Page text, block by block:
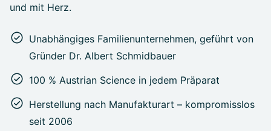
und mit Herz.
Unabhängiges Familienunternehmen, geführt von
Gründer Dr. Albert Schmidbauer
100 % Austrian Science in jedem Präparat
Herstellung nach Manufakturart – kompromisslos
seit 2006